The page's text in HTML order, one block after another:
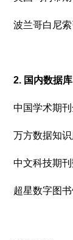
波兰哥白尼索
2. 国内数据库
中国学术期
万方数据知
中文科技期刊
超星数字图